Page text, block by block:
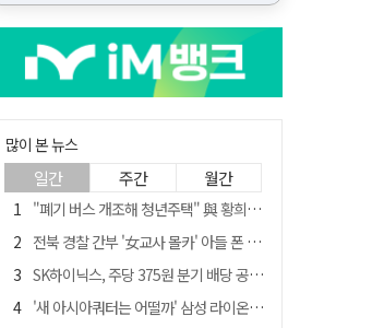
많이 본 뉴스
일간 주간 월간
"폐기 버스 개조해 청년주택" 與 황희…'딸 학비는 年 4200만원'
전북 경찰 간부 '女교사 몰카' 아들 폰 부수고…"처벌 못하는 사안" 내부망에 글
SK하이닉스, 주당 375원 분기 배당 공시…"3분기 중 주주환원 방안 확정"
'새 아시아쿼터는 어떨까' 삼성 라이온즈, 새 얼굴 투수 미야모리 영입